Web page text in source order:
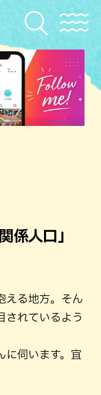
係人口」
える地方。そん
されているよう
に伺います。宜